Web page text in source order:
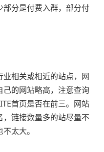
分是付费入群，部分付
相关或相近的站点，网
的网站略高，注意查询
首页是否在前三。网站
链接数量多的站尽量不
太大。